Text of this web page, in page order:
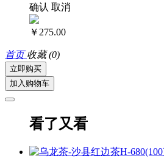
确认 取消
￥275.00
首页 收藏 (0)
立即购买
加入购物车
看了又看